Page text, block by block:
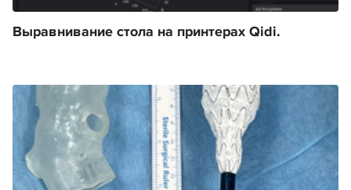
Выравнивание стола на принтерах Qidi.